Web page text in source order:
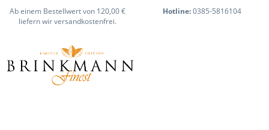
Ab einem Bestellwert von 120,00 €
liefern wir versandkostenfrei.
Hotline:0385-5816104